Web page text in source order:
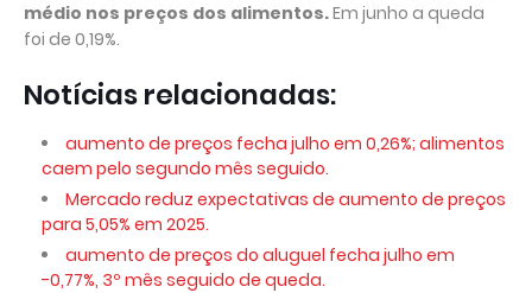
médio nos preços dos alimentos.Em junho a queda
foi de 0,19%.
Notícias relacionadas:
aumento de preços fecha julho em 0,26%; alimentos
caem pelo segundo mês seguido.
Mercado reduz expectativas de aumento de preços
para 5,05% em 2025.
aumento de preços do aluguel fecha julho em
-0,77%, 3º mês seguido de queda.